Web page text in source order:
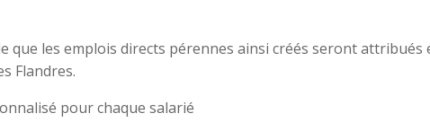
que les emplois directs pérennes ainsi créés seront attribués
Flandres.
pour chaque salarié